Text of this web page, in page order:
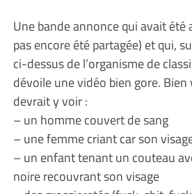
Une bande annonce qui avait été
pas encore été partagée) et qui,
ci-dessus de l’organisme de
dévoile une vidéo bien gore. Bien
devrait y voir :
– un homme couvert de sang
– une femme criant car son
– un enfant tenant un couteau
noire recouvrant son visage